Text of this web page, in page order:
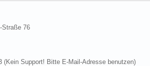
Straße 76
Support! Bitte E-Mail-Adresse benutzen)